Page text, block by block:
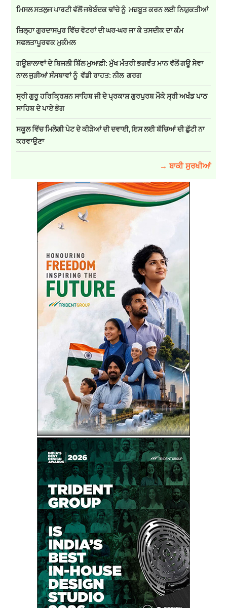
ਮਿਸਲ ਸਤਲੁਜ ਪਾਰਟੀ ਵੱਲੋਂ ਜਥੇਬੰਦਕ ਢਾਂਚੇ ਨੂੰ ਮਜ਼ਬੂਤ ਕਰਨ ਲਈ ਨਿਯੁਕਤੀਆਂ
ਜ਼ਿਲ੍ਹਾ ਗੁਰਦਾਸਪੁਰ ਵਿੱਚ ਵੋਟਰਾਂ ਦੀ ਘਰ-ਘਰ ਜਾ ਕੇ ਤਸਦੀਕ ਦਾ ਕੰਮ
ਸਫਲਤਾਪੂਰਵਕ ਮੁਕੰਮਲ
ਗਊਸ਼ਾਲਾਵਾਂ ਦੇ ਬਿਜਲੀ ਬਿੱਲ ਮੁਆਫ਼ੀ: ਮੁੱਖ ਮੰਤਰੀ ਭਗਵੰਤ ਮਾਨ ਵੱਲੋਂ ਗਊ ਸੇਵਾ
ਨਾਲ ਜੁੜੀਆਂ ਸੰਸਥਾਵਾਂ ਨੂੰ ਵੱਡੀ ਰਾਹਤ: ਨੀਲ ਗਰਗ
ਸ੍ਰੀ ਗੁਰੂ ਹਰਿਕ੍ਰਿਸ਼ਨ ਸਾਹਿਬ ਜੀ ਦੇ ਪ੍ਰਕਾਸ਼ ਗੁਰਪੁਰਬ ਮੌਕੇ ਸ੍ਰੀ ਅਖੰਡ ਪਾਠ
ਸਾਹਿਬ ਦੇ ਪਾਏ ਭੋਗ
ਸਕੂਲ ਵਿੱਚ ਮਿਲੇਗੀ ਪੇਟ ਦੇ ਕੀੜੇਆਂ ਦੀ ਦਵਾਈ, ਇਸ ਲਈ ਬੱਚਿਆਂ ਦੀ ਛੁੱਟੀ ਨਾ
ਕਰਵਾਉਣਾ
→ ਬਾਕੀ ਸੁਰਖੀਆਂ